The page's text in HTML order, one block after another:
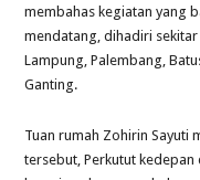
membahas kegiatan yang
mendatang, dihadiri
Lampung, Palembang,
Ganting.
Tuan rumah Zohirin Sayuti
tersebut, Perkutut